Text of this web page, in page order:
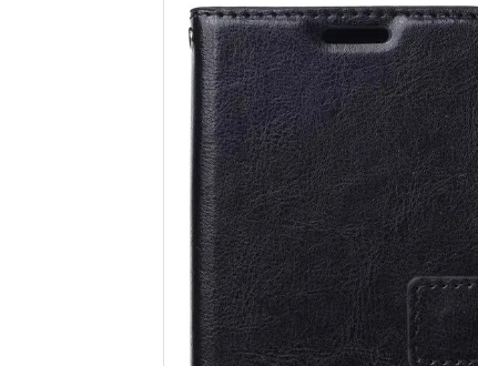
Samsung
Sony
Google
Xiaomi